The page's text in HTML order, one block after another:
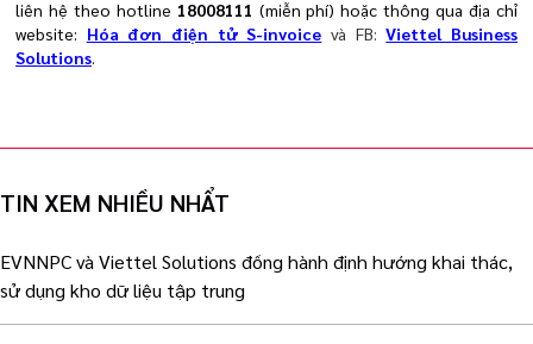
liên hệ theo hotline 18008111 (miễn phí) hoặc thông qua địa chỉ
website: Hóa đơn điện tử S-invoice và FB: Viettel Business
Solutions.
TIN XEM NHIỀU NHẨT
EVNNPC và Viettel Solutions đồng hành định hướng khai thác,
sử dụng kho dữ liệu tập trung